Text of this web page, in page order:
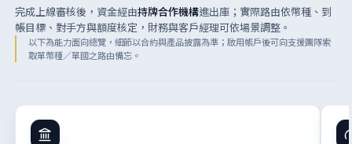
完成上線審核後，資金經由持牌合作機構進出庫；實際路由依幣種、到
帳目標、對手方與額度核定，財務與客戶經理可依場景調整。
以下為能力面向總覽，細節以合約與產品披露為準；啟用帳戶後可向支援團隊索
取單幣種／單國之路由備忘。